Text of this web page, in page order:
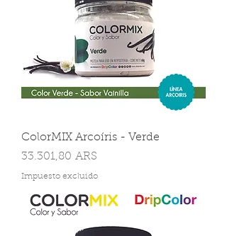
ColorMIX Arcoíris - Verde
Precio
33.301,80 ARS
Impuesto excluido